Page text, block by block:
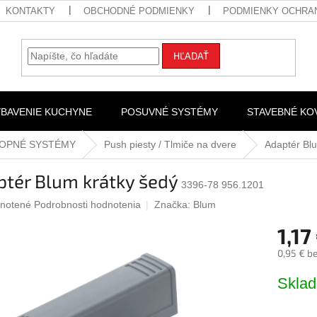
KONTAKTY OBCHODNÉ PODMIENKY PODMIENKY
HĽADAŤ
KUCHYNE POSUVNÉ SYSTÉMY STAVEBNÉ
SYSTÉMY Push piesty / Tlmiče na dvere Adaptér
Blum krátky šedý 3396-78 956.1201
Podrobnosti hodnotenia Značka: Blum
0,95 €
cena: